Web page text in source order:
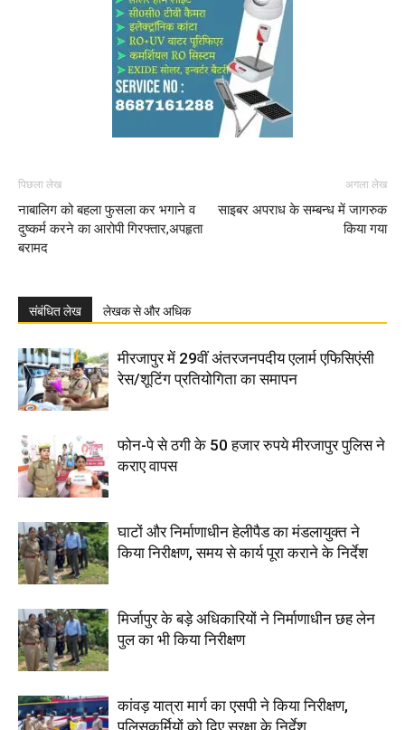
पिछला लेख
नाबालिग को बहला फुसला कर भगाने व
दुष्कर्म करने का आरोपी गिरफ्तार,अपहृता
बरामद
अगला लेख
साइबर अपराध के सम्बन्ध में जागरुक
किया गया
संबंधित लेख लेखक से और अधिक
मीरजापुर में 29वीं अंतरजनपदीय एलार्म एफिसिएंसी
रेस/शूटिंग प्रतियोगिता का समापन
फोन-पे से ठगी के 50 हजार रुपये मीरजापुर पुलिस ने
कराए वापस
घाटों और निर्माणाधीन हेलीपैड का मंडलायुक्त ने
किया निरीक्षण, समय से कार्य पूरा कराने के निर्देश
मिर्जापुर के बड़े अधिकारियों ने निर्माणाधीन छह लेन
पुल का भी किया निरीक्षण
कांवड़ यात्रा मार्ग का एसपी ने किया निरीक्षण,
पुलिसकर्मियों को दिए सुरक्षा के निर्देश